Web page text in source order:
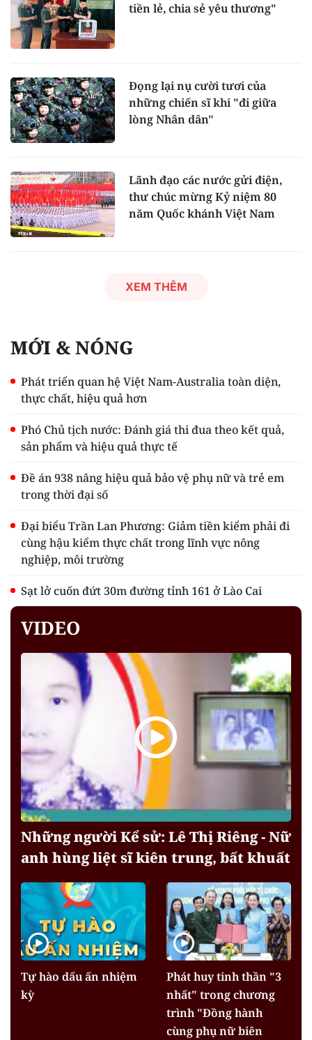
tiền lẻ, chia sẻ yêu thương"
Đọng lại nụ cười tươi của
những chiến sĩ khi "đi giữa
lòng Nhân dân"
Lãnh đạo các nước gửi điện,
thư chúc mừng Kỷ niệm 80
năm Quốc khánh Việt Nam
XEM THÊM
MỚI & NÓNG
Phát triển quan hệ Việt Nam-Australia toàn diện,
thực chất, hiệu quả hơn
Phó Chủ tịch nước: Đánh giá thi đua theo kết quả,
sản phẩm và hiệu quả thực tế
Đề án 938 nâng hiệu quả bảo vệ phụ nữ và trẻ em
trong thời đại số
Đại biểu Trần Lan Phương: Giảm tiền kiểm phải đi
cùng hậu kiểm thực chất trong lĩnh vực nông
nghiệp, môi trường
Sạt lở cuốn đứt 30m đường tỉnh 161 ở Lào Cai
VIDEO
Những người Kể sử: Lê Thị Riêng - Nữ
anh hùng liệt sĩ kiên trung, bất khuất
Tự hào dấu ấn nhiệm
kỳ
Phát huy tinh thần "3
nhất" trong chương
trình "Đồng hành
cùng phụ nữ biên